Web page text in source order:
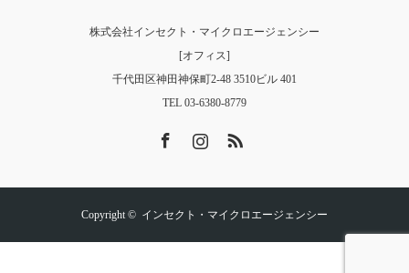
株式会社インセクト・マイクロエージェンシー
[オフィス]
千代田区神田神保町2-48 3510ビル 401
TEL 03-6380-8779
Copyright © インセクト・マイクロエージェンシー